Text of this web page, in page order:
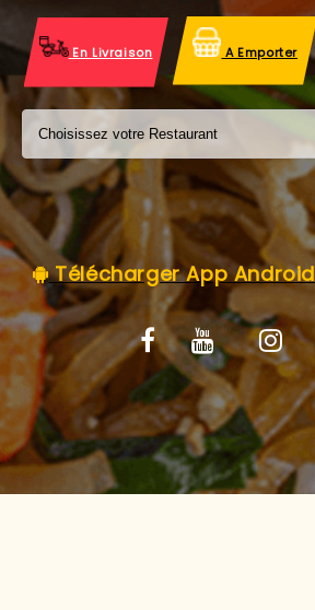
VOS AVIS
MENTIONS LÉGALES
C.G.V
En Livraison A Emporter
Télécharger App Android